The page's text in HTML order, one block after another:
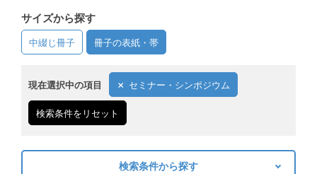
データ修正
写真からイラスト作成
デザイン制作例
ご利用料金
ご利用の流れ
サイズから探す
中綴じ冊子 冊子の表紙・帯
現在選択中の項目 セミナー・シンポジウム
検索条件をリセット
検索条件から探す